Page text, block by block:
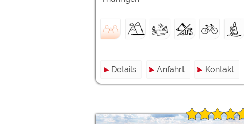
Details Anfahrt Kontakt
Google Remarketing